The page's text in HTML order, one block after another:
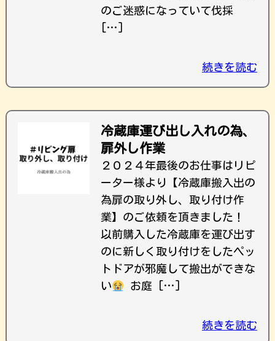
のご迷惑になっていて伐採
[…]
続きを読む
冷蔵庫運び出し入れの為、
扉外し作業
２０２４年最後のお仕事はリピ
ーター様より【冷蔵庫搬入出の
為扉の取り外し、取り付け作
業】のご依頼を頂きました！
以前購入した冷蔵庫を運び出す
のに新しく取り付けをしたペッ
トドアが邪魔して搬出ができな
い
お庭 […]
続きを読む